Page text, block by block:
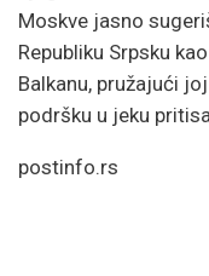
Moskve jasno
Republiku Srpsku
Balkanu, pružajući
podršku u jeku
postinfo.rs